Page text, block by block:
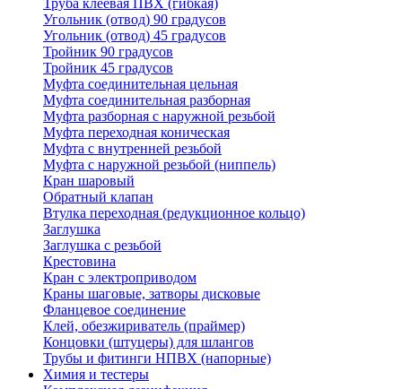
Труба клеевая ПВХ (гибкая)
Угольник (отвод) 90 градусов
Угольник (отвод) 45 градусов
Тройник 90 градусов
Тройник 45 градусов
Муфта соединительная цельная
Муфта соединительная разборная
Муфта разборная с наружной резьбой
Муфта переходная коническая
Муфта с внутренней резьбой
Муфта с наружной резьбой (ниппель)
Кран шаровый
Обратный клапан
Втулка переходная (редукционное кольцо)
Заглушка
Заглушка с резьбой
Крестовина
Кран с электроприводом
Краны шаговые, затворы дисковые
Фланцевое соединение
Клей, обезжириватель (праймер)
Концовки (штуцеры) для шлангов
Трубы и фитинги НПВХ (напорные)
Химия и тестеры